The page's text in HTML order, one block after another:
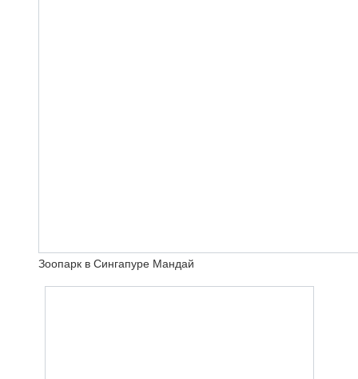
Зоопарк в Сингапуре Мандай